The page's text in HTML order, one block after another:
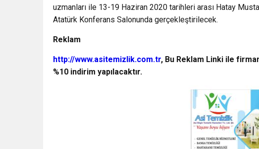
uzmanları ile 13-19 Haziran 2020 tarihleri arası Hatay
Atatürk Konferans Salonunda gerçekleştirilecek.
Reklam
http://www.asitemizlik.com.tr, Bu Reklam Linki ile
%10 indirim yapılacaktır.